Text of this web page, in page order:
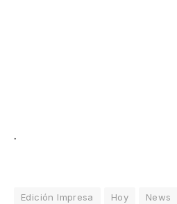
.
Edición Impresa Hoy News